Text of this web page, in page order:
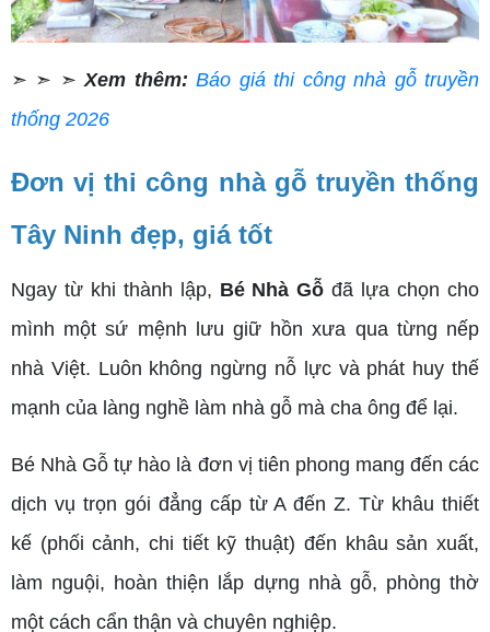
➣ ➣ ➣Xem thêm:Báo giá thi công nhà gỗ truyền
thống 2026
Đơn vị thi công nhà gỗ truyền thống
Tây Ninh đẹp, giá tốt
Ngay từ khi thành lập, Bé Nhà Gỗ đã lựa chọn cho
mình một sứ mệnh lưu giữ hồn xưa qua từng nếp
nhà Việt. Luôn không ngừng nỗ lực và phát huy thế
mạnh của làng nghề làm nhà gỗ mà cha ông để lại.
Bé Nhà Gỗ tự hào là đơn vị tiên phong mang đến các
dịch vụ trọn gói đẳng cấp từ A đến Z. Từ khâu thiết
kế (phối cảnh, chi tiết kỹ thuật) đến khâu sản xuất,
làm nguội, hoàn thiện lắp dựng nhà gỗ, phòng thờ
một cách cẩn thận và chuyên nghiệp.